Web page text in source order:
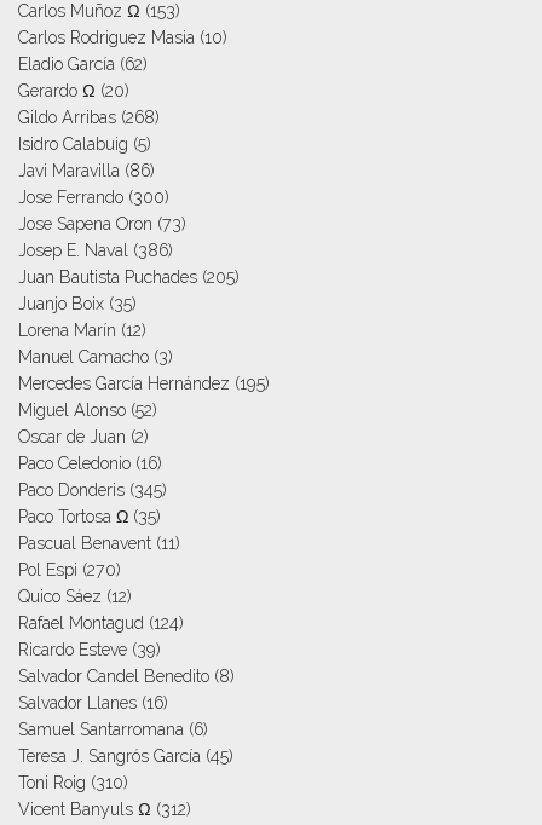
Carlos Muñoz Ω (153)
Carlos Rodriguez Masia (10)
Eladio García (62)
Gerardo Ω (20)
Gildo Arribas (268)
Isidro Calabuig (5)
Javi Maravilla (86)
Jose Ferrando (300)
Jose Sapena Oron (73)
Josep E. Naval
(386)
Juan Bautista Puchades (205)
Juanjo Boix (35)
Lorena Marín (12)
Manuel Camacho (3)
Mercedes García Hernández (195)
Miguel Alonso (52)
Oscar de Juan (2)
Paco Celedonio (16)
Paco Donderis (345)
Paco Tortosa Ω (35)
Pascual Benavent (11)
Pol Espi (270)
Quico Sáez (12)
Rafael Montagud (124)
Ricardo Esteve (39)
Salvador Candel Benedito (8)
Salvador Llanes (16)
Samuel Santarromana (6)
Teresa J. Sangrós García (45)
Toni Roig (310)
Vicent Banyuls Ω (312)